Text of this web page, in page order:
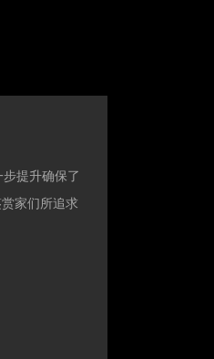
提升确保了
家们所追求